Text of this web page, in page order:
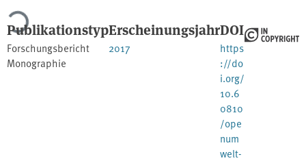
Publikationstyp
Forschungsbericht
Monographie
Erscheinungsjahr
2017
DOI
https
://do
i.org/
10.6
0810
/ope
num
welt-